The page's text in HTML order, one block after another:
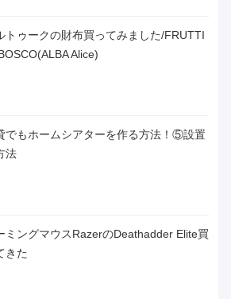
トゥークの財布買ってみました/FRUTTI
Alice)
でもホームシアターを作る方法！⑤設置
法
ミングマウスRazerのDeathadder Elite買
きた